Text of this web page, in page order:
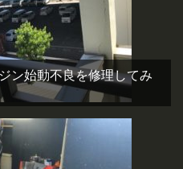
ン始動不良を修理してみ